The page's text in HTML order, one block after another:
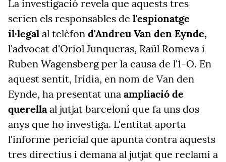
La investigació revela que aquests tres
serien els responsables de l'espionatge
il·legal al telèfon d'Andreu Van den Eynde,
l'advocat d'Oriol Junqueras, Raül Romeva i
Ruben Wagensberg per la causa de l'1-O. En
aquest sentit, Irídia, en nom de Van den
Eynde, ha presentat una ampliació de
querellaal jutjat barceloní que fa uns dos
anys que ho investiga. L'entitat aporta
l'informe pericial que apunta contra aquests
tres directius i demana al jutjat que reclami a